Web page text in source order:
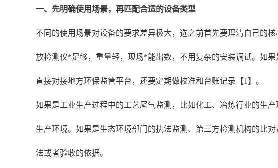
一、先明确使用场景，再匹配合适的设备类型
不同的使用场景对设备的要求差异极大，选之前首先要理清自己的
放检测仪*足够，重量轻，现场*能出数，不用复杂的安装调试。如
直接对接地方环保监管平台，还要定期做校准和台账记录【1】。
如果是工业生产过程中的工艺尾气监测，比如化工、冶炼行业的生
生产环境。如果是生态环境部门的执法监测、第三方检测机构的比
法或者验收的依据。